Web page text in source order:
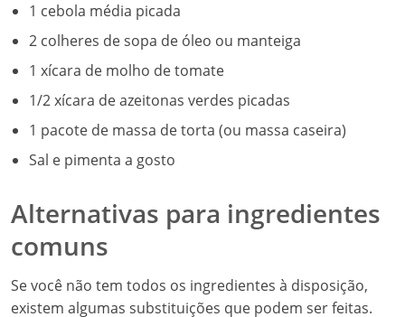
1 cebola média picada
2 colheres de sopa de óleo ou manteiga
1 xícara de molho de tomate
1/2 xícara de azeitonas verdes picadas
1 pacote de massa de torta (ou massa caseira)
Sal e pimenta a gosto
Alternativas para ingredientes
comuns
Se você não tem todos os ingredientes à disposição,
existem algumas substituições que podem ser feitas.